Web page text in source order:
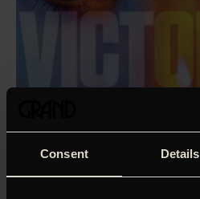
Consent Details